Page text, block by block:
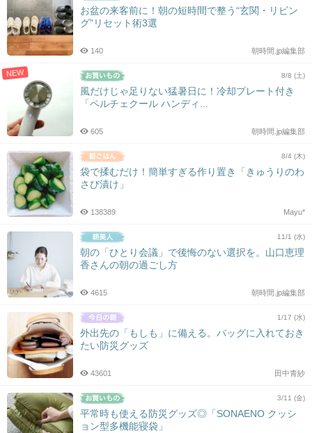
お盆の来客前に！朝の短時間で整う“玄関・リビン
グ”リセット術3選
朝時間.jp編集部
140
NEW 8/8 (土)
風だけじゃ足りない猛暑日に！冷却プレート付き
「ペルチェクール ハンディ...
朝時間.jp編集部
605
8/4 (木)
袋で揉むだけ！簡単すぎる作り置き「きゅうりのわ
さび漬け」
Mayu*
138389
11/1 (水)
朝の「ひとり会議」で後悔のない選択を。山口恵理
香さんの朝の過ごし方
朝時間.jp編集部
4615
1/17 (水)
外出先の「もしも」に備える。バッグに入れておき
たい防災グッズ
田中青紗
43601
3/11 (金)
平常時も使える防災グッズ◎「SONAENO クッシ
ョン型多機能寝袋」